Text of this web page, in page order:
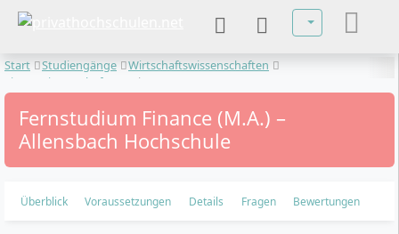
Sprache
Start Studiengänge
Wirtschaftswissenschaften
Finanzwissenschaften
Finance
Fernstudium Finance (M.A.) –
Allensbach Hochschule
Überblick Voraussetzungen Details Fragen Bewertungen